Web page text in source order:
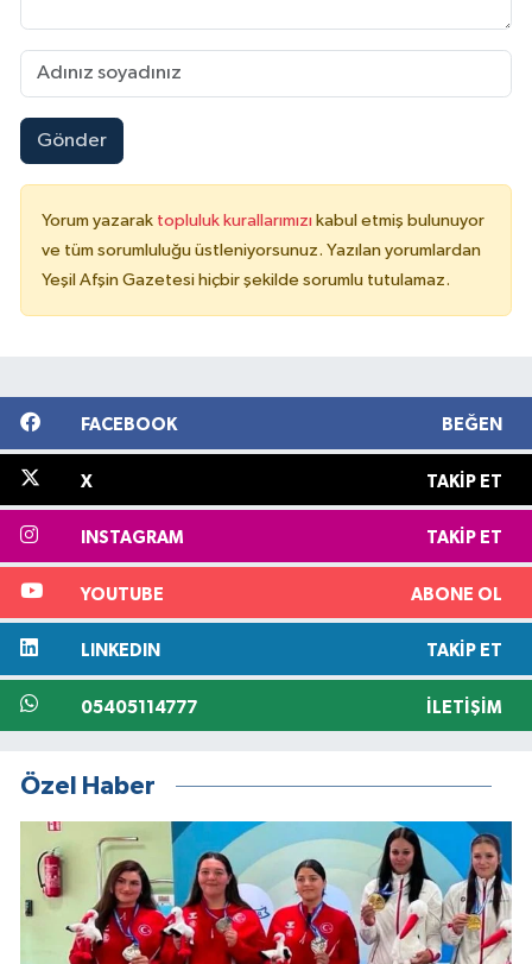
Gönder
Yorum yazarak topluluk kurallarımızı kabul etmiş bulunuyor
ve tüm sorumluluğu üstleniyorsunuz. Yazılan yorumlardan
Yeşil Afşin Gazetesi hiçbir şekilde sorumlu tutulamaz.
FACEBOOK BEĞEN
X TAKIP ET
INSTAGRAM TAKIP ET
YOUTUBE ABONE OL
LINKEDIN TAKIP ET
05405114777 İLETIŞIM
Özel Haber